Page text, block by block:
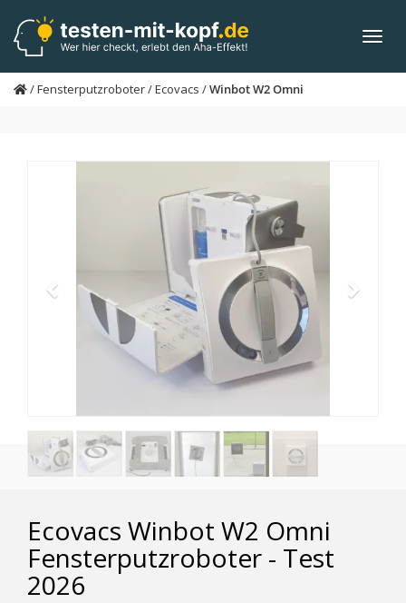
main
content
/Fensterputzroboter/Ecovacs /Winbot W2 Omni
Ecovacs Winbot W2 Omni
Fensterputzroboter - Test
2026